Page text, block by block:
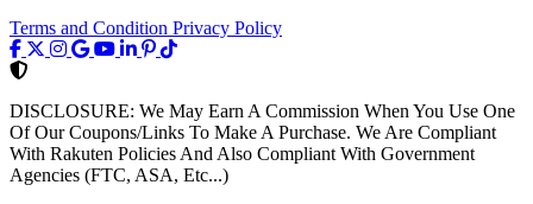
Terms and Condition Privacy Policy
DISCLOSURE: We May Earn A Commission When You Use One
Of Our Coupons/Links To Make A Purchase. We Are Compliant
With Rakuten Policies And Also Compliant With Government
Agencies (FTC, ASA, Etc...)